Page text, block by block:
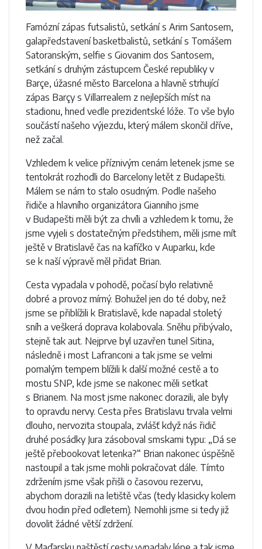
Famózní zápas futsalistů, setkání s Arim Santosem,
galapředstavení basketbalistů, setkání s Tomášem
Satoranským, selfie s Giovanim dos Santosem,
setkání s druhým zástupcem České republiky v
Barçe, úžasné město Barcelona a hlavně strhující
zápas Barçy s Villarrealem z nejlepších míst na
stadionu, hned vedle prezidentské lóže. To vše bylo
součástí našeho výjezdu, který málem skončil dříve,
než začal.
Vzhledem k velice příznivým cenám letenek jsme se
tentokrát rozhodli do Barcelony letět z Budapešti.
Málem se nám to stalo osudným. Podle našeho
řidiče a hlavního organizátora Gianniho jsme
v Budapešti měli být za chvíli a vzhledem k tomu, že
jsme vyjeli s dostatečným předstihem, měli jsme mít
ještě v Bratislavě čas na kafíčko v Auparku, kde
se k naší výpravě měl přidat Brian.
Cesta vypadala v pohodě, počasí bylo relativně
dobré a provoz mírný. Bohužel jen do té doby, než
jsme se přiblížili k Bratislavě, kde napadal stoletý
sníh a veškerá doprava kolabovala. Sněhu přibývalo,
stejně tak aut. Nejprve byl uzavřen tunel Sitina,
následně i most Lafranconi a tak jsme se velmi
pomalým tempem blížili k další možné cestě a to
mostu SNP, kde jsme se nakonec měli setkat
s Brianem. Na most jsme nakonec dorazili, ale byly
to opravdu nervy. Cesta přes Bratislavu trvala velmi
dlouho, nervozita stoupala, zvlášť když nás řidič
druhé posádky Jura zásoboval smskami typu: „Dá se
ještě přebookovat letenka?“ Brian nakonec úspěšně
nastoupil a tak jsme mohli pokračovat dále. Tímto
zdržením jsme však přišli o časovou rezervu,
abychom dorazili na letiště včas (tedy klasicky kolem
dvou hodin před odletem). Nemohli jsme si tedy již
dovolit žádné větší zdržení.